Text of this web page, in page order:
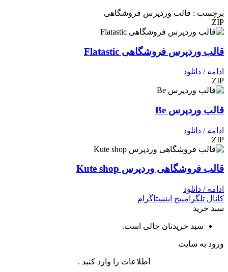
برچسب : قالب وردپرس فروشگاهی
ZIP
قالب وردپرس فروشگاهی Flatastic
ادامه / دانلود
ZIP
قالب وردپرس Be
ادامه / دانلود
ZIP
قالب فروشگاهی وردپرس Kute shop
ادامه / دانلود
کانال تلگرامپیج اینستاگرام
سبد خرید
سبد خریدتان خالی است.
ورود به سایت
اطلاعات را وارد کنید .